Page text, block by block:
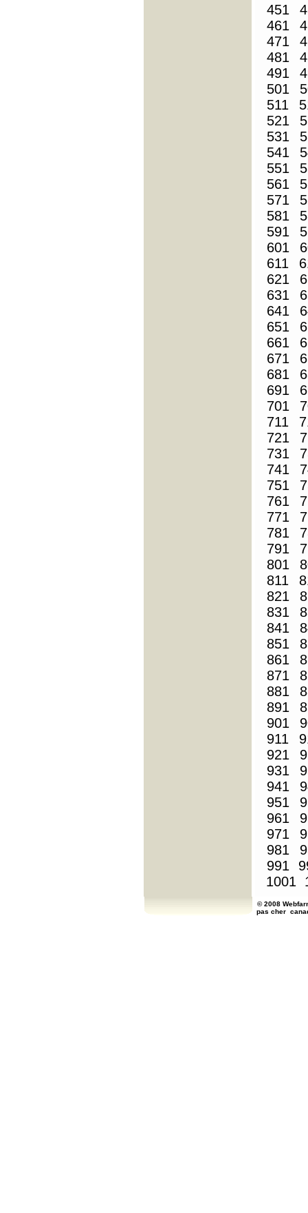
451
461
471
481
491
501
511
521
531
541
551
561
571
581
591
601
611
621
631
641
651
661
671
681
691
701
711
721
731
741
751
761
771
781
791
801
811
821
831
841
851
861
871
881
891
901
911
921
931
941
951
961
971
981
991
1001
© 2008
pas cher